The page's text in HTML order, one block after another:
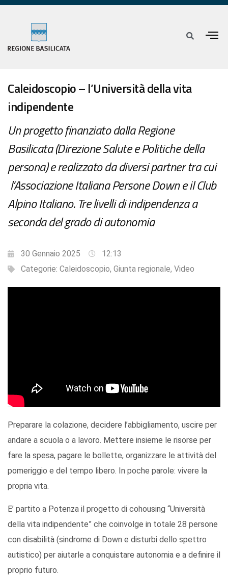
Caleidoscopio – l’Università della vita
indipendente
Un progetto finanziato dalla Regione
Basilicata (Direzione Salute e Politiche della
persona) e realizzato da diversi partner tra cui
l’Associazione Italiana Persone Down e il Club
Alpino Italiano. Tre livelli di indipendenza a
seconda del grado di autonomia
30 Gennaio 2025
12:13
Categorie: Caleidoscopio, Giunta regionale, Video
Preparare la colazione, decidere l’abbigliamento, uscire per
andare a scuola o a lavoro. Mettere insieme le risorse per
fare la spesa, pagare le bollette, organizzare le attività del
pomeriggio e del tempo libero. In poche parole: vivere la
propria vita.
E’ partito a Potenza il progetto di cohousing “Università
della vita indipendente” che coinvolge in totale 28 persone
con disabilità (sindrome di Down e disturbi dello spettro
autistico) per aiutarle a conquistare autonomia e a definire il
proprio futuro.